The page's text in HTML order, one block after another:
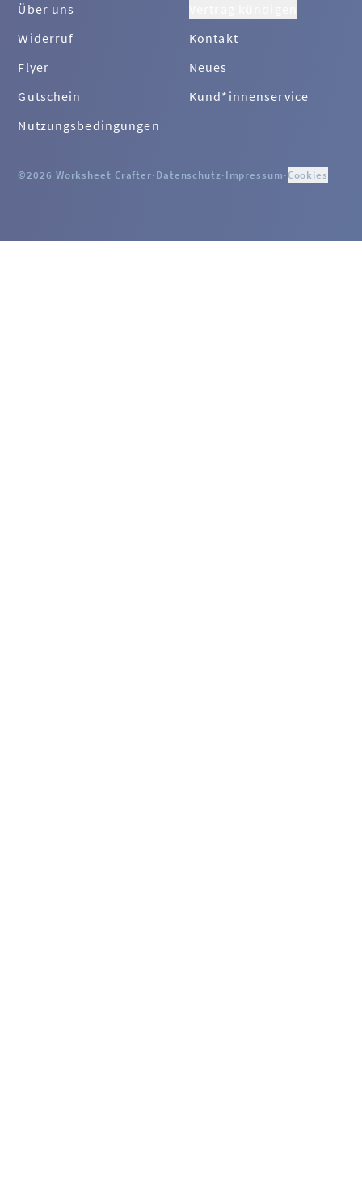
Über uns
Widerruf
Kontakt
Flyer
Neues
Gutschein
Kund*innenservice
Nutzungsbedingungen
©2026 Worksheet Crafter·Datenschutz·Impressum·Cookies